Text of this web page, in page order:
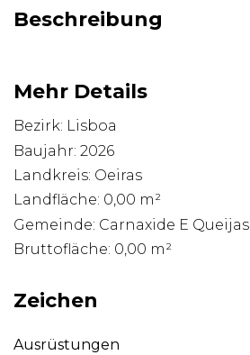
Beschreibung
Mehr Details
Bezirk: Lisboa
Baujahr: 2026
Landkreis: Oeiras
Landfläche: 0,00 m²
Gemeinde: Carnaxide E Queijas
Bruttofläche: 0,00 m²
Zeichen
Ausrüstungen